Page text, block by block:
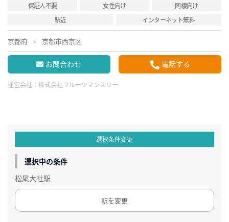
保証人不要 女性向け
同棲向け
駅近
インターネット無料
京都府 京都市西京区
お問合わせ 電話する
運営会社： 株式会社フルーツマンスリー
選択条件変更
選択中の条件
松尾大社駅
駅を変更